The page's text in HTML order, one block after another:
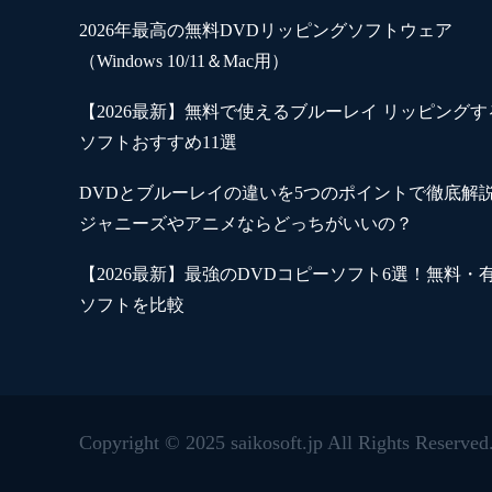
2026年最高の無料DVDリッピングソフトウェア
（Windows 10/11＆Mac用）
【2026最新】無料で使えるブルーレイ リッピングす
ソフトおすすめ11選
DVDとブルーレイの違いを5つのポイントで徹底解
ジャニーズやアニメならどっちがいいの？
【2026最新】最強のDVDコピーソフト6選！無料・
ソフトを比較
Copyright © 2025 saikosoft.jp All Rights